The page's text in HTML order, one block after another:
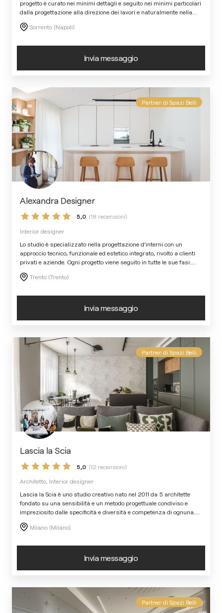
progetto è curato nei minimi dettagli e seguito nei minimi particolari
dalla progettazione alla direzione dei lavori e naturalmente nella
Sorrento (Napoli)
Invia messaggio
Partner di Spazi Belli
Alexandra Designer
5,0 (18 recensioni)
Interior designer
Lo studio è specializzato nella progettazione d’interni con un
approccio tecnico, funzionale ed estetico integrato, rivolto a clienti
privati e aziende. Ogni progetto viene seguito in tutte le sue fasi:
Trento (Trento)
Invia messaggio
Partner di Spazi Belli
Lascia la Scia
5,0 (12 recensioni)
Architetto, Interior designer
Lascia la Scia è uno studio creativo nato nel 2011 da 5 architette
fondato su una sensibilità e un metodo progettuale condiviso e
impreziosito dalle specificità e diversità e competenza di ognuna.
Milano (Milano)
Invia messaggio
Partner di Spazi Belli